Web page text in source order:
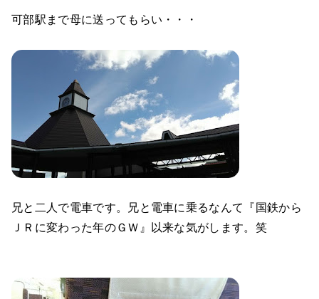
可部駅まで母に送ってもらい・・・
兄と二人で電車です。兄と電車に乗るなんて『国鉄から
ＪＲに変わった年のＧＷ』以来な気がします。笑